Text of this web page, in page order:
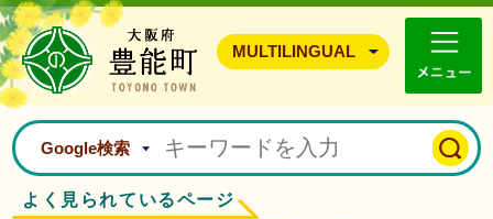
豊能町ホームページ
MULTILINGUAL
Google検索
よく見られているページ